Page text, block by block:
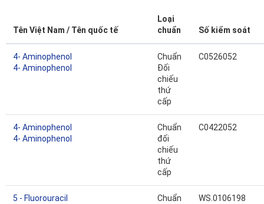
Tên Việt Nam / Tên quốc tế
Loại
chuẩn
Số kiểm soát
4- Aminophenol
4- Aminophenol
Chuẩn
Đối
chiếu
thứ
cấp
C0526052
4- Aminophenol
4- Aminophenol
Chuẩn
đối
chiếu
thứ
cấp
C0422052
5 - Fluorouracil
Chuẩn
WS.0106198